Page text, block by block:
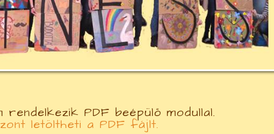
PDF beépülő modullal.
letöltheti a PDF fájlt.